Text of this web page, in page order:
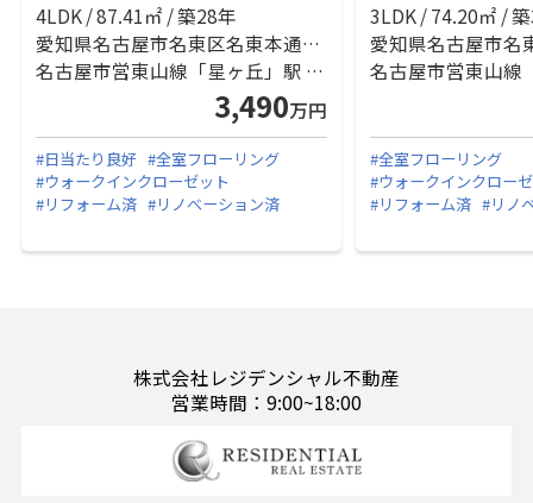
4LDK / 87.41㎡ / 築28年
愛知県名古屋市名東区名東本通４丁目
名古屋市営東山線「星ヶ丘」駅 徒歩16分
3,490万円
#日当たり良好 #全室フローリング
#ウォークインクローゼット
#リフォーム済 #リノベーション済
3LDK / 74.20㎡ /
#全室フローリング
#ウォークインクロー
#リフォーム済 #リノ
株式会社レジデンシャル不動産
営業時間：9:00~18:00